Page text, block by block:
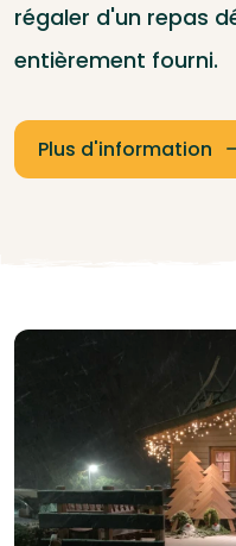
régaler d'un repas
entièrement fourni.
Plus d'information